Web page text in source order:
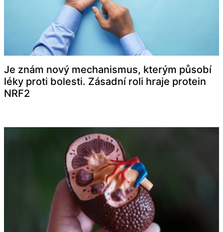
Je znám nový mechanismus, kterým působí
léky proti bolesti. Zásadní roli hraje protein
NRF2